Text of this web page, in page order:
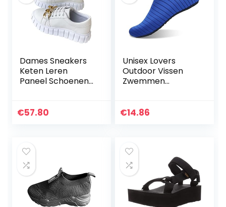
Dames Sneakers
Keten Leren
Paneel Schoenen
Dikke Zolen Mode
€57.80
Unisex Lovers
Outdoor Vissen
Zwemmen
Strandschoenen
€14.86